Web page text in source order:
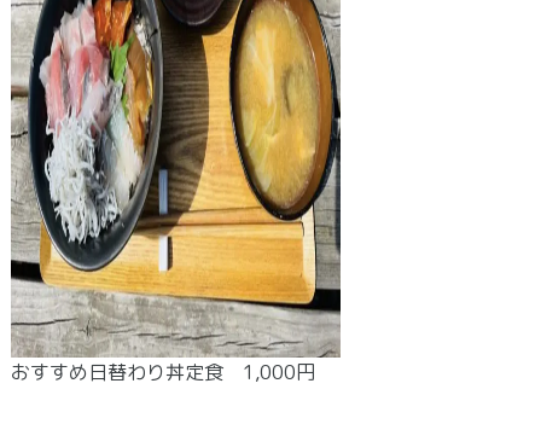
おすすめ日替わり丼定食 1,000円